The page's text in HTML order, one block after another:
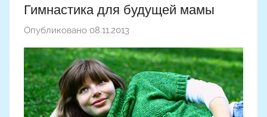
Гимнастика для будущей мамы
Опубликовано 08.11.2013
в
т
о
р
о